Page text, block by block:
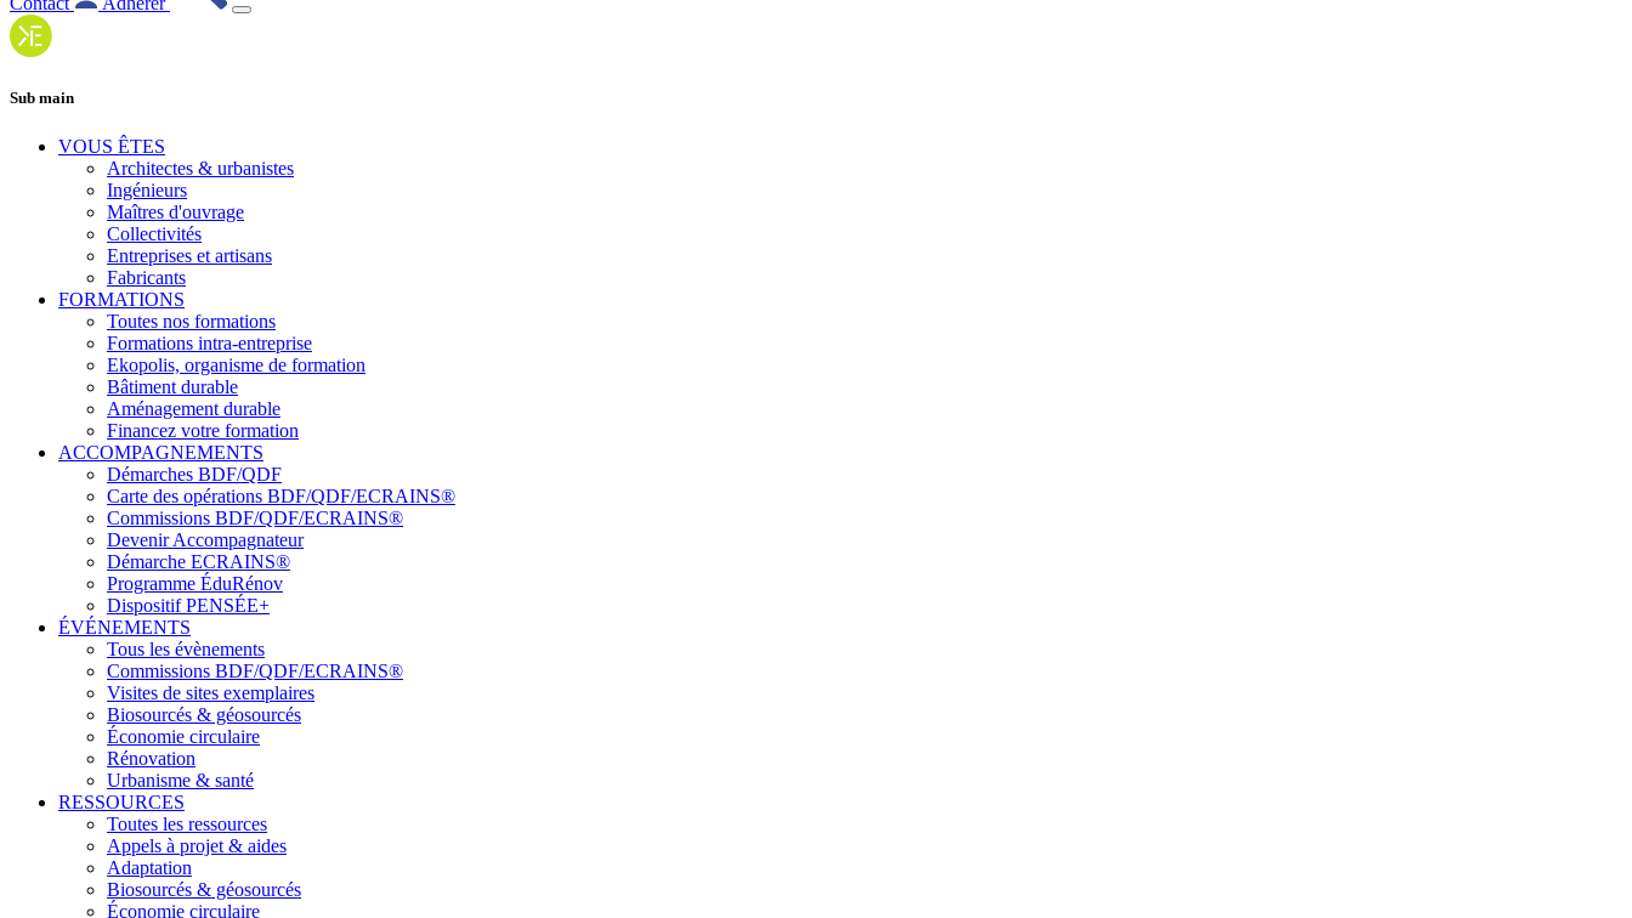
Sub main
VOUS ÊTES
Architectes & urbanistes
Ingénieurs
Maîtres d'ouvrage
Collectivités
Entreprises et artisans
Fabricants
FORMATIONS
Toutes nos formations
Formations intra-entreprise
Ekopolis, organisme de formation
Bâtiment durable
Aménagement durable
Financez votre formation
ACCOMPAGNEMENTS
Démarches BDF/QDF
Carte des opérations BDF/QDF/ECRAINS®
Commissions BDF/QDF/ECRAINS®
Devenir Accompagnateur
Démarche ECRAINS®
Programme ÉduRénov
Dispositif PENSÉE+
ÉVÉNEMENTS
Tous les évènements
Commissions BDF/QDF/ECRAINS®
Visites de sites exemplaires
Biosourcés & géosourcés
Économie circulaire
Rénovation
Urbanisme & santé
RESSOURCES
Toutes les ressources
Appels à projet & aides
Adaptation
Biosourcés & géosourcés
Économie circulaire